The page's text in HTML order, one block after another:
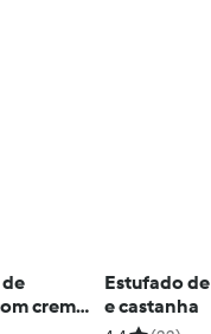
creme
Estufado
e castanha